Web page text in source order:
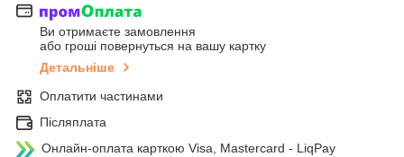
Ви отримаєте замовлення
або гроші повернуться на вашу картку
Детальніше
Оплатити частинами
Післяплата
Онлайн-оплата карткою Visa, Mastercard - LiqPay